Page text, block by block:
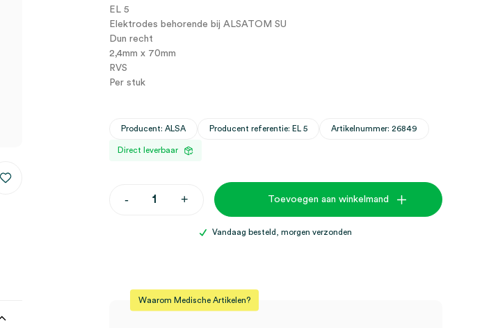
EL 5
Elektrodes behorende bij ALSATOM SU
Dun recht
2,4mm x 70mm
RVS
Per stuk
Producent: ALSA Producent referentie: EL 5 Artikelnummer: 26849
Direct leverbaar
-
aantal
+ Toevoegen aan winkelmand
Vandaag besteld, morgen verzonden
Waarom Medische Artikelen?